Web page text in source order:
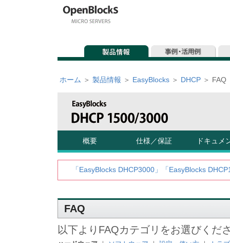
ホーム ＞ 製品情報 ＞ EasyBlocks ＞ DHCP ＞ FAQ
概要 仕様／保証 ドキュメ
「EasyBlocks DHCP3000」「EasyBlocks
FAQ
以下よりFAQカテゴリをお選びくだ